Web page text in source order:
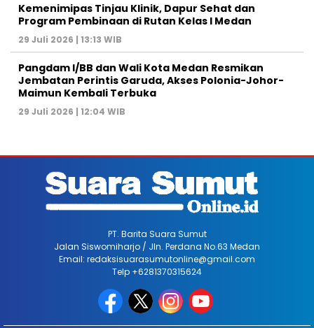
Kemenimipas Tinjau Klinik, Dapur Sehat dan
Program Pembinaan di Rutan Kelas I Medan
29 Juli 2026 | 13:13 WIB
Pangdam I/BB dan Wali Kota Medan Resmikan
Jembatan Perintis Garuda, Akses Polonia-Johor-
Maimun Kembali Terbuka
29 Juli 2026 | 12:04 WIB
PT. Barita Suara Sumut
Jalan Siswomiharjo / Jln. Perdana No.63 Medan
Email: redaksisuarasumutonline@gmail.com
Telp +6281370315624